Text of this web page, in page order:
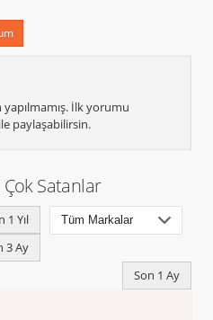
İlk yorumu
paylaşabilirsin.
Çok Satanlar
1 Yıl
3 Ay
Son 1 Ay